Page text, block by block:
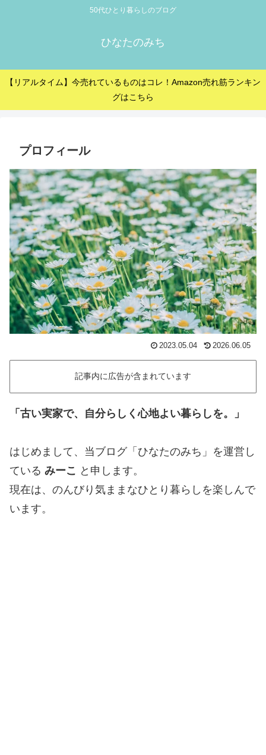
50代ひとり暮らしのブログ
ひなたのみち
【リアルタイム】今売れているものはコレ！Amazon売れ筋ランキン
グはこちら
プロフィール
2023.05.04 2026.06.05
記事内に広告が含まれています
「古い実家で、自分らしく心地よい暮らしを。」
はじめまして、当ブログ「ひなたのみち」を運営し
ている みーこ と申します。
現在は、のんびり気ままなひとり暮らしを楽しんで
います。